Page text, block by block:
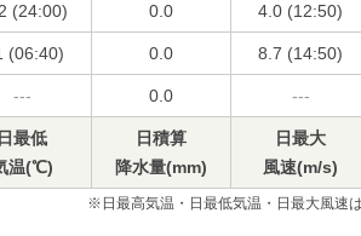
(24:00) 0.0 4.0 (12:50)
(06:40) 0.0 8.7 (14:50)
--- 0.0 ---
日最低
温(℃)
日積算
降水量(mm)
日最大
風速(m/s)
※日最高気温・日最低気温・日最大風速